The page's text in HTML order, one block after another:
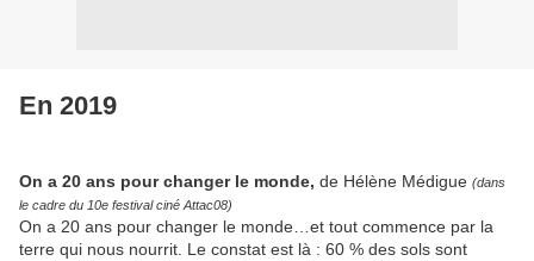
En 2019
On a 20 ans pour changer le monde, de Hélène Médigue (dans
le cadre du 10e festival ciné Attac08)
On a 20 ans pour changer le monde…et tout commence par la
terre qui nous nourrit. Le constat est là : 60 % des sols sont